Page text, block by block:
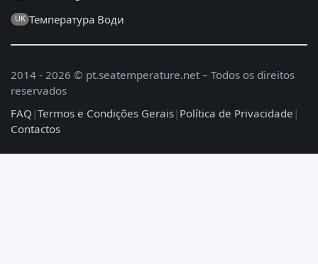
UK Температура Води
2014 - 2026 © pt.seatemperature.net – Todos os direitos
reservados
FAQ |Termos e Condições Gerais| Política de Privacidade |
Contactos